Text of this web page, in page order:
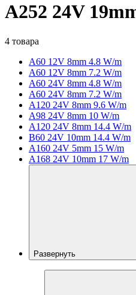
A252 24V
4 товара
A60 12V 8mm 4.8 W/m
A60 12V 8mm 7.2 W/m
A60 24V 8mm 4.8 W/m
A60 24V 8mm 7.2 W/m
A120 24V 8mm 9.6 W/m
A98 24V 8mm 10 W/m
A120 24V 8mm 14.4 W/m
B60 24V 10mm 14.4 W/m
A160 24V 5mm 15 W/m
A168 24V 10mm 17 W/m
Развернуть